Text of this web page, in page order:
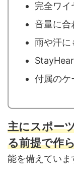
完全ワイ
音量に合
雨や汗に
付属のケ
主にスポー
る前提で作
能を備えていま